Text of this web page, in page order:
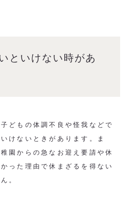
といけない時があ
どもの体調不良や怪我などで
けないときがあります。ま
園からの急なお迎え要請や休
った理由で休まざるを得ない
。